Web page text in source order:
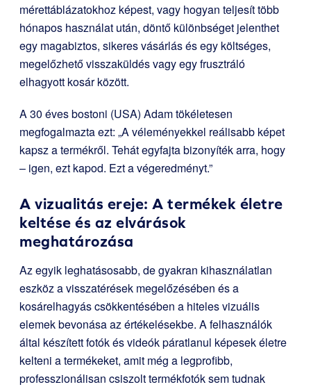
mérettáblázatokhoz képest, vagy hogyan teljesít több
hónapos használat után, döntő különbséget jelenthet
egy magabiztos, sikeres vásárlás és egy költséges,
megelőzhető visszaküldés vagy egy frusztráló
elhagyott kosár között.
A 30 éves bostoni (USA) Adam tökéletesen
megfogalmazta ezt: „A véleményekkel reálisabb képet
kapsz a termékről. Tehát egyfajta bizonyíték arra, hogy
– igen, ezt kapod. Ezt a végeredményt.”
A vizualitás ereje: A termékek életre
keltése és az elvárások
meghatározása
Az egyik leghatásosabb, de gyakran kihasználatlan
eszköz a visszatérések megelőzésében és a
kosárelhagyás csökkentésében a hiteles vizuális
elemek bevonása az értékelésekbe. A felhasználók
által készített fotók és videók páratlanul képesek életre
kelteni a termékeket, amit még a legprofibb,
professzionálisan csiszolt termékfotók sem tudnak